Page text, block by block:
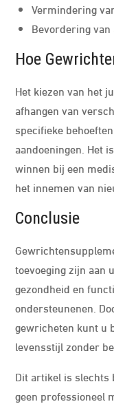
Vermindering
Bevordering
Hoe
Het kiezen van het
afhangen van
specifieke
aandoeningen. Het
winnen bij een
het innemen van
Conclusie
toevoeging zijn aan
gezondheid en
ondersteunenen.
gewricheten kunt u
levensstijl zonder
Dit artikel is slechts
geen professioneel